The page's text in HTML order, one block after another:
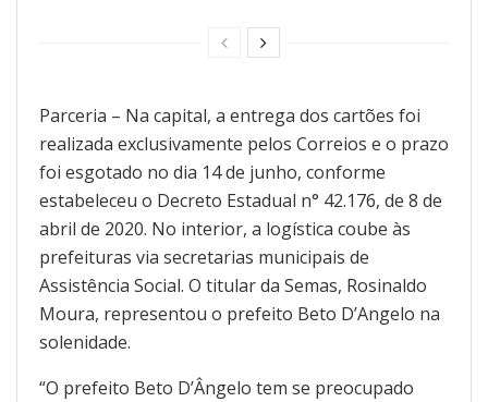
Parceria – Na capital, a entrega dos cartões foi
realizada exclusivamente pelos Correios e o prazo
foi esgotado no dia 14 de junho, conforme
estabeleceu o Decreto Estadual n° 42.176, de 8 de
abril de 2020. No interior, a logística coube às
prefeituras via secretarias municipais de
Assistência Social. O titular da Semas, Rosinaldo
Moura, representou o prefeito Beto D’Angelo na
solenidade.
“O prefeito Beto D’Ângelo tem se preocupado